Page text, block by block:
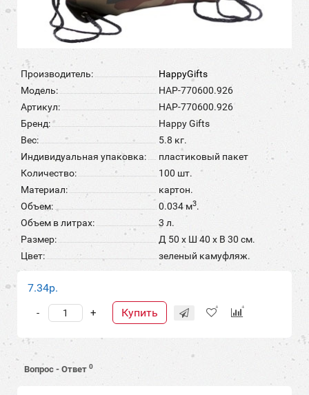
Производитель:
HappyGifts
Модель:
HAP-770600.926
Артикул:
HAP-770600.926
Бренд:
Happy Gifts
Вес:
5.8 кг.
Индивидуальная упаковка:
пластиковый пакет
Количество:
100 шт.
Материал:
картон.
Объем:
0.034 м3.
Объем в литрах:
3 л.
Размер:
Д 50 x Ш 40 x В 30 см.
Цвет:
зеленый камуфляж.
7.34р.
+
- Купить
Вопрос - Ответ 0